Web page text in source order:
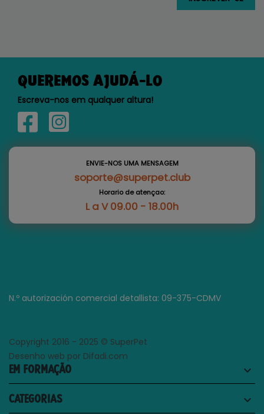
QUEREMOS AJUDÁ-LO
Escreva-nos em qualquer altura!
ENVIE-NOS UMA MENSAGEM
soporte@superpet.club
Horario de atençao:
L a V 09.00 - 18.00h
N.º autorización comercial detallista: 09-375-CDMV
Copyright 2016 - 2025 © SuperPet
Desenho web por Difadi.com
EM FORMAÇÃO keyboard_arrow_down
CATEGORIAS keyboard_arrow_down